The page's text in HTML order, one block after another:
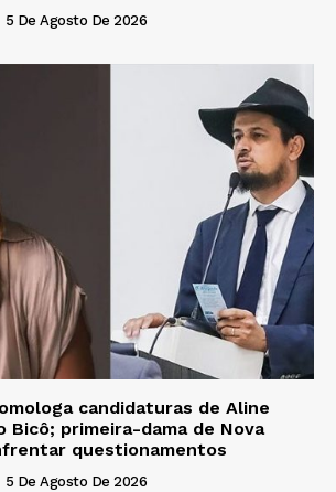
5 De Agosto De 2026
candidaturas de Aline
Bicô; primeira-dama de Nova
questionamentos
5 De Agosto De 2026